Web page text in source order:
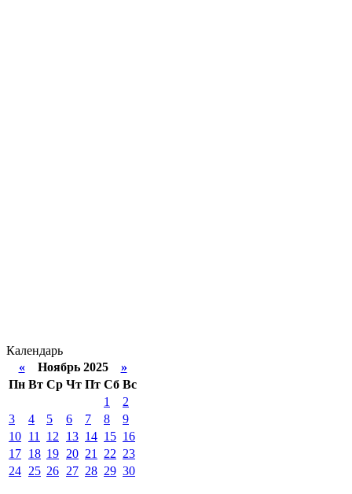
Календарь
«Ноябрь 2025 »
Пн Вт Ср Чт Пт Сб Вс
1
2
3
4 5 6 7 8
9
10 11 12 13 14 15 16
17 18 19 20 21 22 23
24 25 26 27 28 29 30